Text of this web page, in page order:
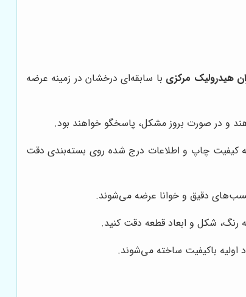
هیدرولیک مرکزی با سابقه‌ای درخشان در زمینه عرضه
و در صورت بروز مشکل، پاسخگو خواهند بود.
کیفیت چاپ و اطلاعات درج شده روی بسته‌بندی دقت
دقیق و خوانا عرضه می‌شوند.
رنگ، شکل و ابعاد قطعه دقت کنید.
باکیفیت ساخته می‌شوند.